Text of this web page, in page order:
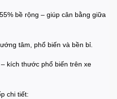
bề rộng – giúp cân bằng giữa
tâm, phổ biến và bền bỉ.
kích thước phổ biến trên xe
chi tiết: